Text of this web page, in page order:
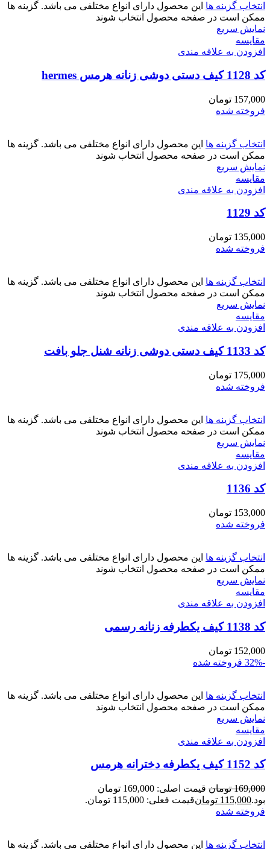
انتخاب گزینه ها این محصول دارای انواع مختلفی می باشد. گزینه ها
ممکن است در صفحه محصول انتخاب شوند
نمایش سریع
مقايسه
افزودن به علاقه مندی
کد 1128 کیف دستی دوشی زنانه هرمس hermes
157,000 تومان
فروخته شده
انتخاب گزینه ها این محصول دارای انواع مختلفی می باشد. گزینه ها
ممکن است در صفحه محصول انتخاب شوند
نمایش سریع
مقايسه
افزودن به علاقه مندی
کد 1129
135,000 تومان
فروخته شده
انتخاب گزینه ها این محصول دارای انواع مختلفی می باشد. گزینه ها
ممکن است در صفحه محصول انتخاب شوند
نمایش سریع
مقايسه
افزودن به علاقه مندی
کد 1133 کیف دستی دوشی زنانه شنل جلو بافت
175,000 تومان
فروخته شده
انتخاب گزینه ها این محصول دارای انواع مختلفی می باشد. گزینه ها
ممکن است در صفحه محصول انتخاب شوند
نمایش سریع
مقايسه
افزودن به علاقه مندی
کد 1136
153,000 تومان
فروخته شده
انتخاب گزینه ها این محصول دارای انواع مختلفی می باشد. گزینه ها
ممکن است در صفحه محصول انتخاب شوند
نمایش سریع
مقايسه
افزودن به علاقه مندی
کد 1138 کیف یکطرفه زنانه رسمی
152,000 تومان
-32%
فروخته شده
انتخاب گزینه ها این محصول دارای انواع مختلفی می باشد. گزینه ها
ممکن است در صفحه محصول انتخاب شوند
نمایش سریع
مقايسه
افزودن به علاقه مندی
کد 1152 کیف یکطرفه دخترانه هرمس
169,000 تومان
قیمت اصلی: 169,000 تومان
بود.115,000 تومانقیمت فعلی: 115,000 تومان.
فروخته شده
انتخاب گزینه ها این محصول دارای انواع مختلفی می باشد. گزینه ها